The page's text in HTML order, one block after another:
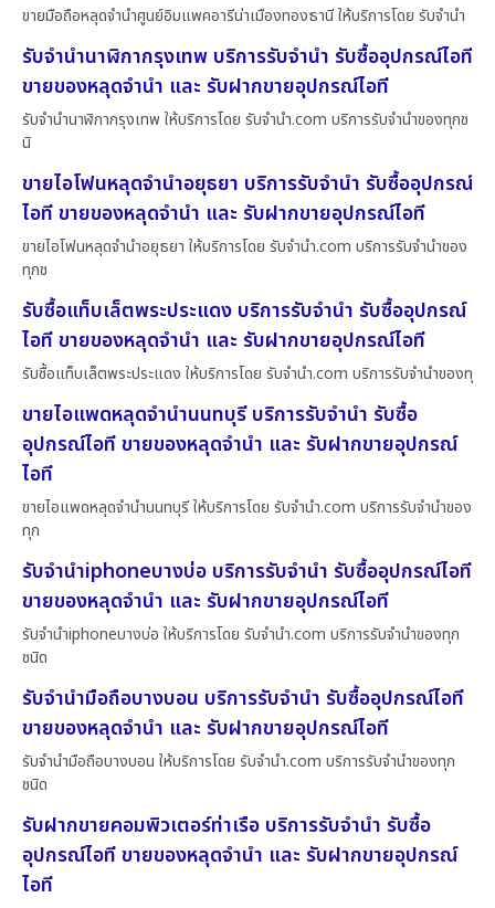
ขายมือถือหลุดจำนำศูนย์อิมแพคอารีน่าเมืองทองธานี ให้บริการโดย รับจํานํา
รับจำนำนาฬิกากรุงเทพ บริการรับจำนำ รับซื้ออุปกรณ์ไอที
ขายของหลุดจำนำ และ รับฝากขายอุปกรณ์ไอที
รับจำนำนาฬิกากรุงเทพ ให้บริการโดย รับจํานํา.com บริการรับจำนำของทุกช
นิ
ขายไอโฟนหลุดจำนำอยุธยา บริการรับจำนำ รับซื้ออุปกรณ์
ไอที ขายของหลุดจำนำ และ รับฝากขายอุปกรณ์ไอที
ขายไอโฟนหลุดจำนำอยุธยา ให้บริการโดย รับจํานํา.com บริการรับจำนำของ
ทุกช
รับซื้อแท็บเล็ตพระประแดง บริการรับจำนำ รับซื้ออุปกรณ์
ไอที ขายของหลุดจำนำ และ รับฝากขายอุปกรณ์ไอที
รับซื้อแท็บเล็ตพระประแดง ให้บริการโดย รับจํานํา.com บริการรับจำนำของทุ
ขายไอแพดหลุดจำนำนนทบุรี บริการรับจำนำ รับซื้อ
อุปกรณ์ไอที ขายของหลุดจำนำ และ รับฝากขายอุปกรณ์
ไอที
ขายไอแพดหลุดจำนำนนทบุรี ให้บริการโดย รับจํานํา.com บริการรับจำนำของ
ทุก
รับจำนำiphoneบางบ่อ บริการรับจำนำ รับซื้ออุปกรณ์ไอที
ขายของหลุดจำนำ และ รับฝากขายอุปกรณ์ไอที
รับจำนำiphoneบางบ่อ ให้บริการโดย รับจํานํา.com บริการรับจำนำของทุก
ชนิด
รับจำนำมือถือบางบอน บริการรับจำนำ รับซื้ออุปกรณ์ไอที
ขายของหลุดจำนำ และ รับฝากขายอุปกรณ์ไอที
รับจำนำมือถือบางบอน ให้บริการโดย รับจํานํา.com บริการรับจำนำของทุก
ชนิด
รับฝากขายคอมพิวเตอร์ท่าเรือ บริการรับจำนำ รับซื้อ
อุปกรณ์ไอที ขายของหลุดจำนำ และ รับฝากขายอุปกรณ์
ไอที